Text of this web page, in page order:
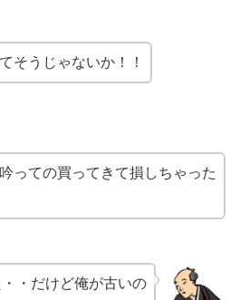
そうじゃないか！！
っての買ってきて損しちゃった
・だけど俺が古いの